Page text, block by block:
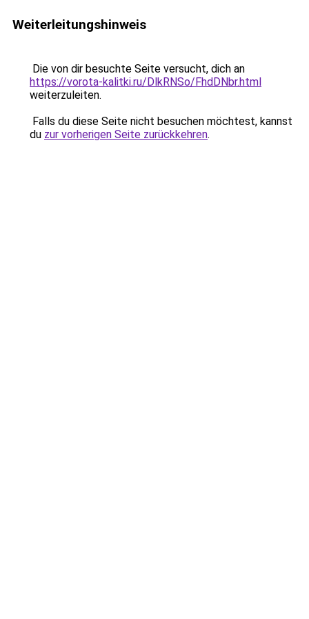
Weiterleitungshinweis
Die von dir besuchte Seite versucht, dich an
https://vorota-kalitki.ru/DlkRNSo/FhdDNbr.html
weiterzuleiten.
Falls du diese Seite nicht besuchen möchtest, kannst
du zur vorherigen Seite zurückkehren.